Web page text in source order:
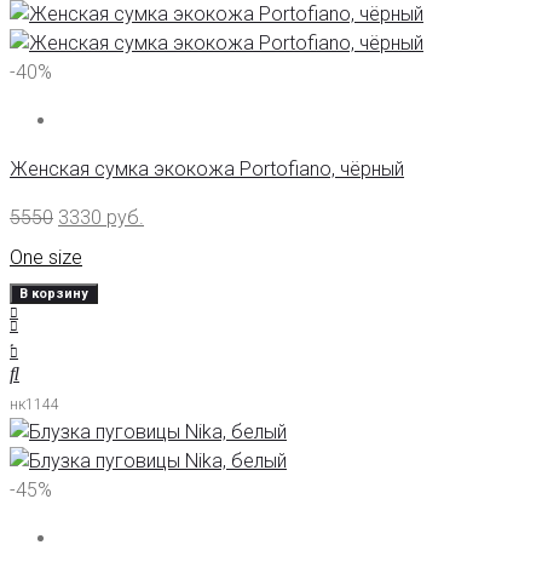
-40%
Женская сумка экокожа Portofiano, чёрный
5550 3330 руб.
One size
В корзину
нк1144
-45%